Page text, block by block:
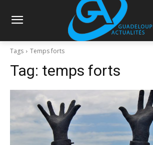
Tags Temps forts
Tag: temps forts